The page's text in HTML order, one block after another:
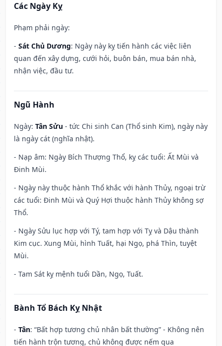
Các Ngày Kỵ
Phạm phải ngày:
- Sát Chủ Dương: Ngày này kỵ tiến hành các việc liên
quan đến xây dựng, cưới hỏi, buôn bán, mua bán nhà,
nhận việc, đầu tư.
Ngũ Hành
Ngày: Tân Sửu - tức Chi sinh Can (Thổ sinh Kim), ngày này
là ngày cát (nghĩa nhật).
- Nạp âm: Ngày Bích Thượng Thổ, kỵ các tuổi: Ất Mùi và
Đinh Mùi.
- Ngày này thuộc hành Thổ khắc với hành Thủy, ngoại trừ
các tuổi: Đinh Mùi và Quý Hợi thuộc hành Thủy không sợ
Thổ.
- Ngày Sửu lục hợp với Tý, tam hợp với Tỵ và Dậu thành
Kim cục. Xung Mùi, hình Tuất, hại Ngọ, phá Thìn, tuyệt
Mùi.
- Tam Sát kỵ mệnh tuổi Dần, Ngọ, Tuất.
Bành Tổ Bách Kỵ Nhật
- Tân: “Bất hợp tương chủ nhân bất thường” - Không nên
tiến hành trộn tương, chủ không được nếm qua